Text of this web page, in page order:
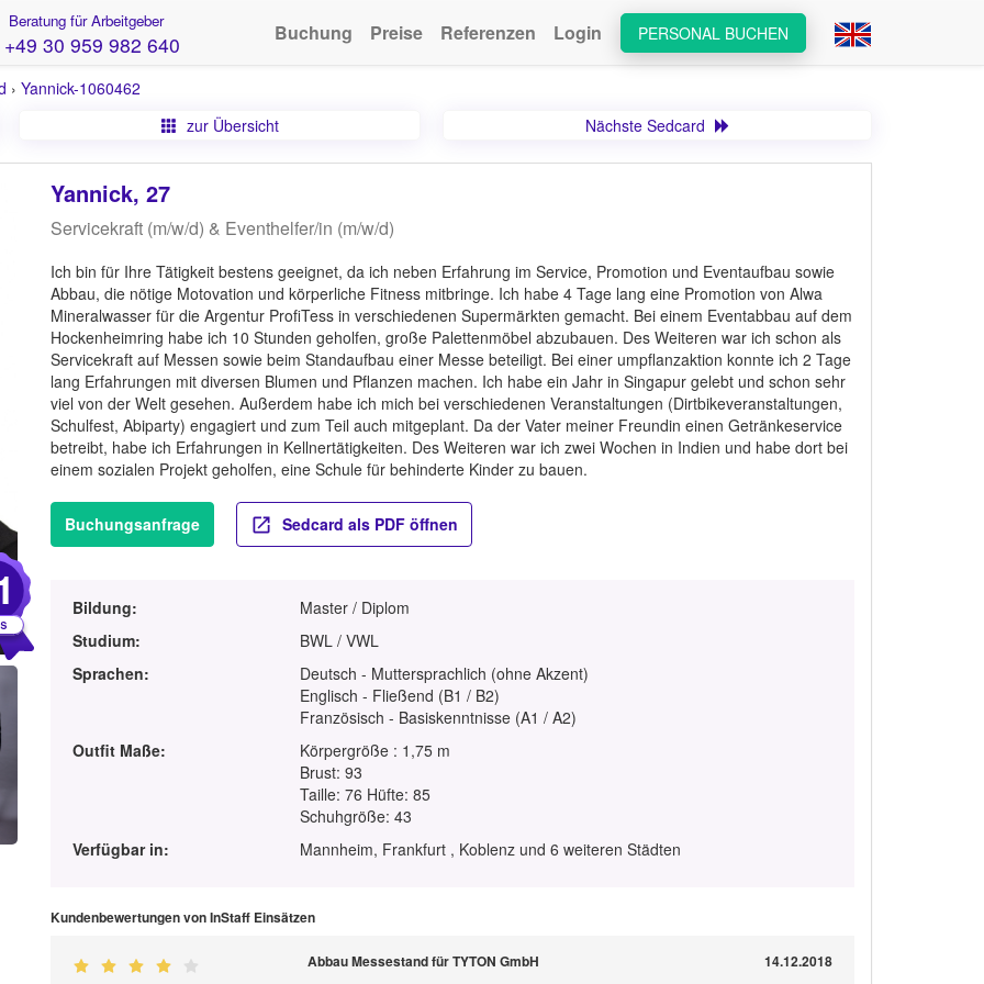
Beratung für Arbeitgeber
+49 30 959 982 640 PERSONAL BUCHEN
Buchung Preise Referenzen Login
› Yannick-1060462
zur Übersicht
Nächste Sedcard
Yannick, 27
Servicekraft (m/w/d) & Eventhelfer/in (m/w/d)
Ich bin für Ihre Tätigkeit bestens geeignet, da ich neben Erfahrung im Service, Promotion und Eventaufbau sowie
Abbau, die nötige Motovation und körperliche Fitness mitbringe. Ich habe 4 Tage lang eine Promotion von Alwa
Mineralwasser für die Argentur ProfiTess in verschiedenen Supermärkten gemacht. Bei einem Eventabbau auf dem
Hockenheimring habe ich 10 Stunden geholfen, große Palettenmöbel abzubauen. Des Weiteren war ich schon als
Servicekraft auf Messen sowie beim Standaufbau einer Messe beteiligt. Bei einer umpflanzaktion konnte ich 2 Tage
lang Erfahrungen mit diversen Blumen und Pflanzen machen. Ich habe ein Jahr in Singapur gelebt und schon sehr
viel von der Welt gesehen. Außerdem habe ich mich bei verschiedenen Veranstaltungen (Dirtbikeveranstaltungen,
Schulfest, Abiparty) engagiert und zum Teil auch mitgeplant. Da der Vater meiner Freundin einen Getränkeservice
betreibt, habe ich Erfahrungen in Kellnertätigkeiten. Des Weiteren war ich zwei Wochen in Indien und habe dort bei
einem sozialen Projekt geholfen, eine Schule für behinderte Kinder zu bauen.
Buchungsanfrage Sedcard als PDF öffnen
Bildung:
Master / Diplom
Studium:
BWL / VWL
Sprachen:
Deutsch - Muttersprachlich (ohne Akzent)
Englisch - Fließend (B1 / B2)
Französisch - Basiskenntnisse (A1 / A2)
Outfit Maße:
Körpergröße : 1,75 m
Brust: 93
Taille: 76 Hüfte: 85
Schuhgröße: 43
Verfügbar in:
Mannheim, Frankfurt , Koblenz und 6 weiteren Städten
Kundenbewertungen von InStaff Einsätzen
Abbau Messestand für TYTON GmbH 14.12.2018